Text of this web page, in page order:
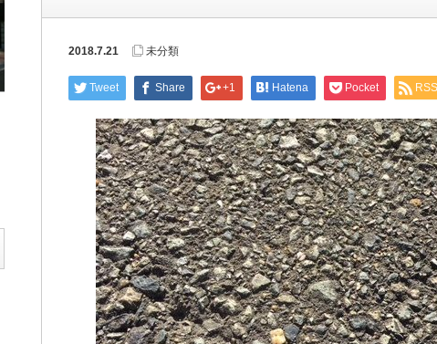
2018.7.21 未分類
Tweet Share +1 Hatena Pocket RSS